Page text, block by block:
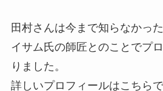
田村さんは今まで知らなかった
イサム氏の師匠とのことでプ
りました。
詳しいプロフィールはこちらで